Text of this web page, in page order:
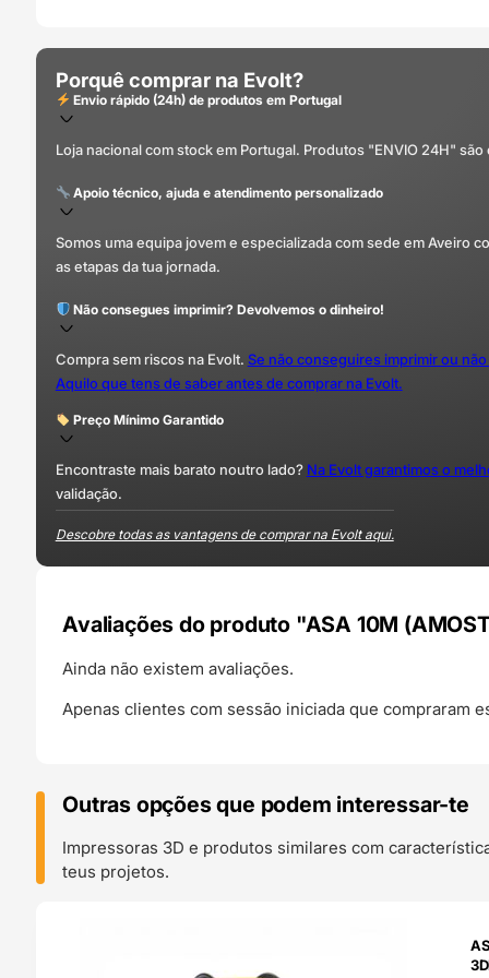
Porquê comprar na Evolt?
Envio rápido (24h) de produtos em Portugal
Loja nacional com stock em Portugal. Produtos "ENVIO 24H"
Apoio técnico, ajuda e atendimento personalizado
Somos uma equipa jovem e especializada com sede em Aveiro
as etapas da tua jornada.
Não consegues imprimir? Devolvemos o dinheiro!
Compra sem riscos na Evolt. Se não conseguires imprimir ou
Aquilo que tens de saber antes de comprar na Evolt.
Preço Mínimo Garantido
Encontraste mais barato noutro lado? Na Evolt garantimos o
validação.
Descobre todas as vantagens de comprar na Evolt aqui.
Avaliações do produto "ASA 10M
Ainda não existem avaliações.
Apenas clientes com sessão iniciada que compraram
Outras opções que podem interessar-te
Impressoras 3D e produtos similares com
teus projetos.